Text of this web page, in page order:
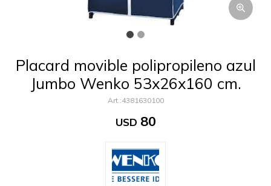
Placard movible polipropileno azul
Jumbo Wenko 53x26x160 cm.
4381630100
USD 80